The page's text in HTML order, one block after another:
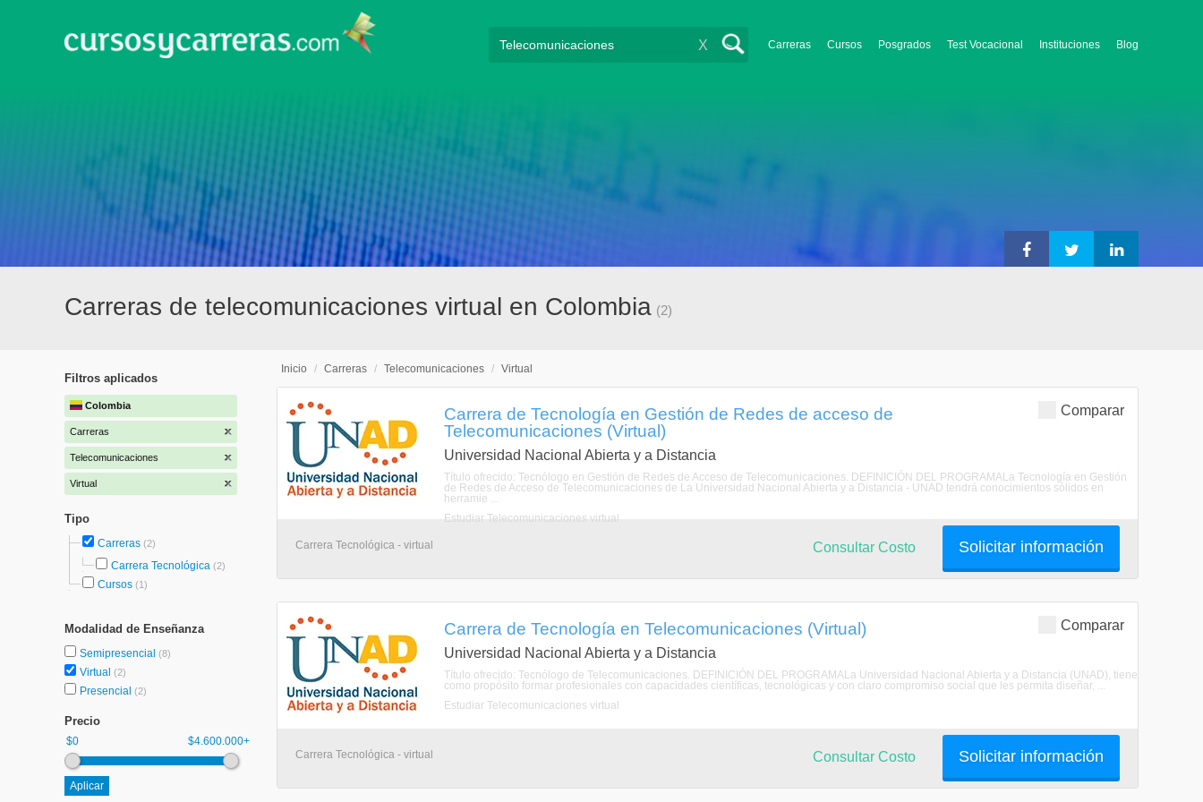
Carreras Cursos Posgrados Test Vocacional Instituciones Blog
X
Carreras de telecomunicaciones virtual en Colombia (2)
Filtros aplicados
Colombia
Carreras
Telecomunicaciones
Virtual
Tipo
Carreras (2)
Carrera Tecnológica (2)
Cursos (1)
Modalidad de Enseñanza
Semipresencial (8)
Virtual (2)
Presencial (2)
Precio
$0 $4.600.000+
Inicio / Carreras / Telecomunicaciones / Virtual
Comparar
Carrera de Tecnología en Gestión de Redes de acceso de
Telecomunicaciones (Virtual)
Universidad Nacional Abierta y a Distancia
Título ofrecido: Tecnólogo en Gestión de Redes de Acceso de Telecomunicaciones. DEFINICIÓN DEL PROGRAMALa Tecnología en Gestión
de Redes de Acceso de Telecomunicaciones de La Universidad Nacional Abierta y a Distancia - UNAD tendrá conocimientos sólidos en
herramie ...
Estudiar Telecomunicaciones virtual
Carrera Tecnológica - virtual Solicitar información
Consultar Costo
Comparar
Carrera de Tecnología en Telecomunicaciones (Virtual)
Universidad Nacional Abierta y a Distancia
Título ofrecido: Tecnólogo de Telecomunicaciones. DEFINICIÓN DEL PROGRAMALa Universidad Nacional Abierta y a Distancia (UNAD), tiene
como propósito formar profesionales con capacidades científicas, tecnológicas y con claro compromiso social que les permita diseñar, ...
Estudiar Telecomunicaciones virtual
Carrera Tecnológica - virtual Solicitar información
Consultar Costo